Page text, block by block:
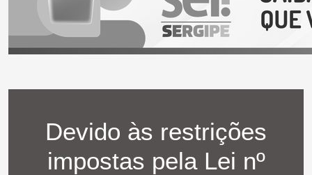
Devido às restrições
impostas pela Lei nº